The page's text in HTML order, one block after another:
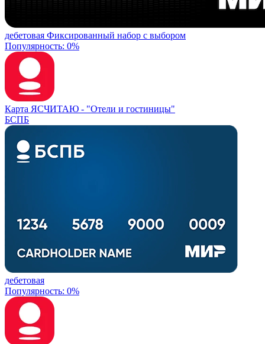
дебетовая Фиксированный набор с выбором
Популярность: 0%
Карта ЯСЧИТАЮ - "Отели и гостиницы"
БСПБ
дебетовая
Популярность: 0%